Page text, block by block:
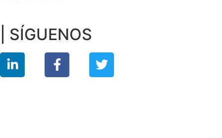
| SÍGUENOS